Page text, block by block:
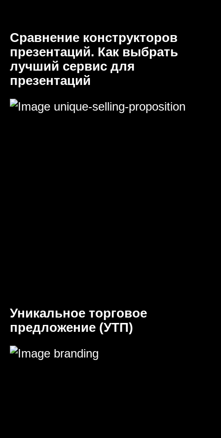
Сравнение конструкторов
презентаций. Как выбрать
лучший сервис для
презентаций
Уникальное торговое
предложение (УТП)